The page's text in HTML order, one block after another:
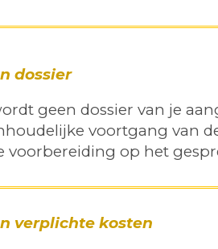
dossier
geen dossier van je
voortgang van
voorbereiding op het
verplichte kosten